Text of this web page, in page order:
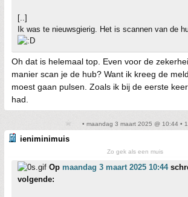
[..]
Ik was te nieuwsgierig. Het is scannen van de
Oh dat is helemaal top. Even voor de
manier scan je de hub? Want ik kreeg de
moest gaan pulsen. Zoals ik bij de eerste
had.
• maandag 3 maart 2025 @ 10:44 •
ieniminimuis
Zo gek als een muis
Op maandag 3 maart 2025 10:44
volgende: